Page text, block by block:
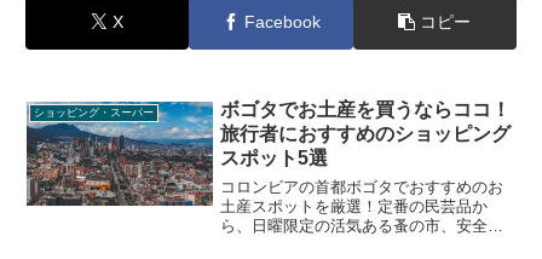
X Facebook コピー
ショッピング・スーパー
ボゴタでお土産を買うならココ！
旅行者におすすめのショッピング
スポット5選
コロンビアの首都ボゴタでおすすめのお
土産スポットを厳選！定番の民芸品か
ら、日曜限定の活気ある蚤の市、安全・